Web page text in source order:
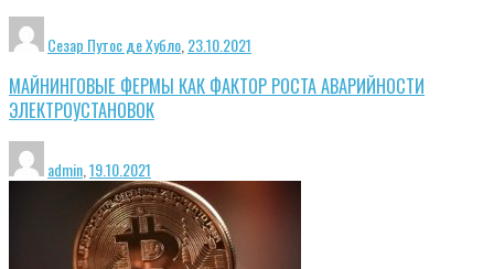
Сезар Путос де Хубло 23.10.2021
МАЙНИНГОВЫЕ ФЕРМЫ КАК ФАКТОР РОСТА АВАРИЙНОСТИ
ЭЛЕКТРОУСТАНОВОК
admin 19.10.2021